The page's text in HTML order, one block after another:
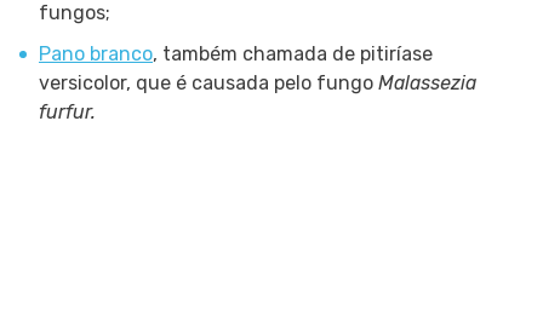
fungos;
Pano branco, também chamada de pitiríase
versicolor, que é causada pelo fungo Malassezia
furfur.